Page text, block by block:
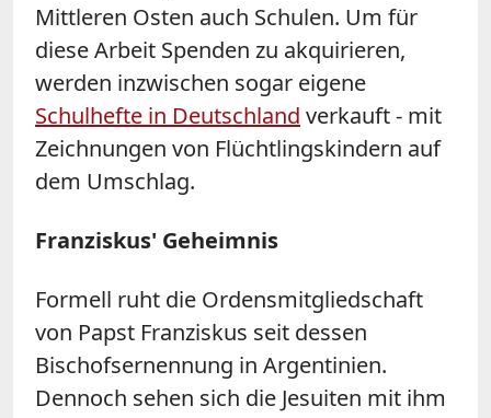
Mittleren Osten auch Schulen. Um für
diese Arbeit Spenden zu akquirieren,
werden inzwischen sogar eigene
Schulhefte in Deutschland verkauft - mit
Zeichnungen von Flüchtlingskindern auf
dem Umschlag.
Franziskus' Geheimnis
Formell ruht die Ordensmitgliedschaft
von Papst Franziskus seit dessen
Bischofsernennung in Argentinien.
Dennoch sehen sich die Jesuiten mit ihm